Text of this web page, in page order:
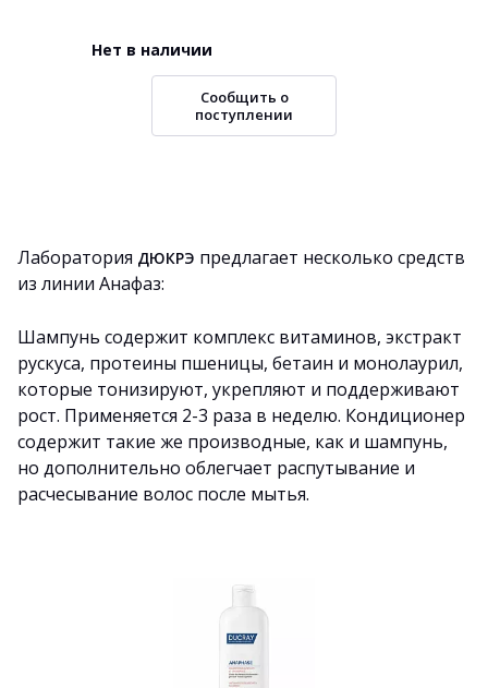
Нет в наличии
Сообщить о
поступлении
Лаборатория ДЮКРЭ предлагает несколько средств
из линии Анафаз:
Шампунь содержит комплекс витаминов, экстракт
рускуса, протеины пшеницы, бетаин и монолаурил,
которые тонизируют, укрепляют и поддерживают
рост. Применяется 2-3 раза в неделю. Кондиционер
содержит такие же производные, как и шампунь,
но дополнительно облегчает распутывание и
расчесывание волос после мытья.